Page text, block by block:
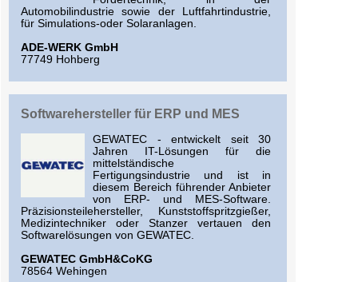
Automobilindustrie sowie der Luftfahrtindustrie,
für Simulations-oder Solaranlagen.
ADE-WERK GmbH
77749 Hohberg
Softwarehersteller für ERP und MES
GEWATEC - entwickelt seit 30
Jahren IT-Lösungen für die
mittelständische
Fertigungsindustrie und ist in
diesem Bereich führender Anbieter
von ERP- und MES-Software.
Präzisionsteilehersteller, Kunststoffspritzgießer,
Medizintechniker oder Stanzer vertauen den
Softwarelösungen von GEWATEC.
GEWATEC GmbH&CoKG
78564 Wehingen